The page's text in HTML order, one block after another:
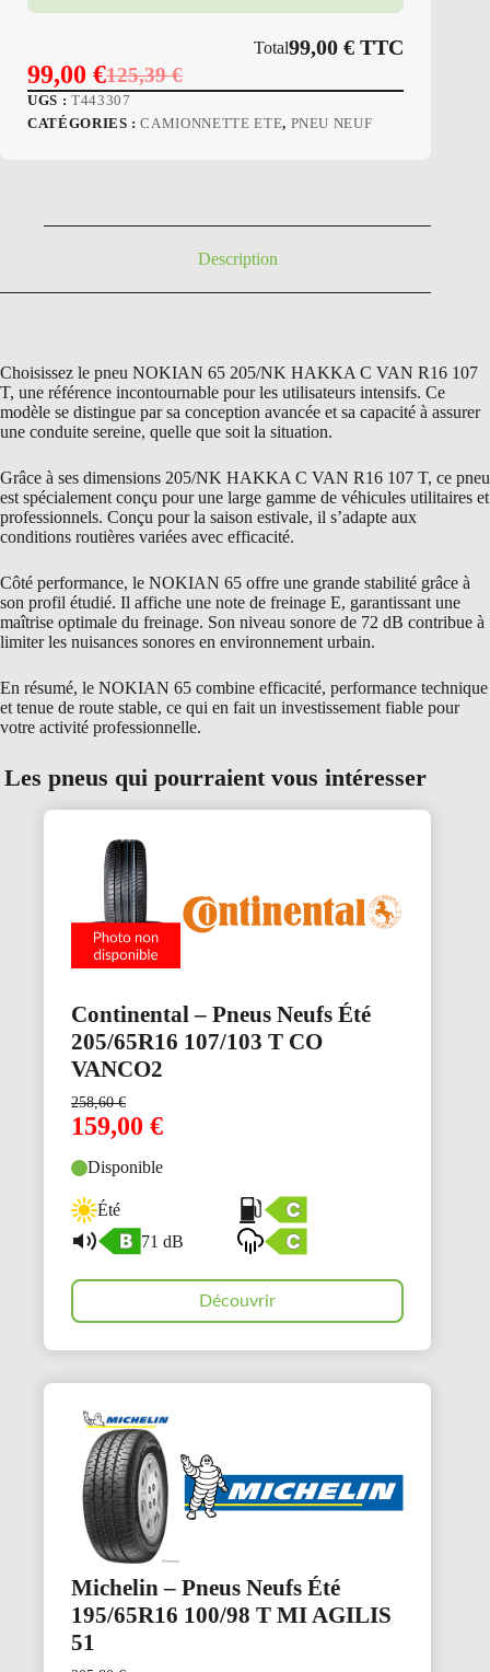
Total99,00€ TTC
125,39€
Le
prix
99,00 €Le
prix
UGS : T443307
CATÉGORIES :CAMIONNETTE ETE, PNEU NEUF
Description
Choisissez le pneu NOKIAN 65 205/NK HAKKA C VAN R16 107
T, une référence incontournable pour les utilisateurs intensifs. Ce
modèle se distingue par sa conception avancée et sa capacité à assurer
une conduite sereine, quelle que soit la situation.
Grâce à ses dimensions 205/NK HAKKA C VAN R16 107 T, ce pneu
est spécialement conçu pour une large gamme de véhicules utilitaires et
professionnels. Conçu pour la saison estivale, il s’adapte aux
conditions routières variées avec efficacité.
Côté performance, le NOKIAN 65 offre une grande stabilité grâce à
son profil étudié. Il affiche une note de freinage E, garantissant une
maîtrise optimale du freinage. Son niveau sonore de 72 dB contribue à
limiter les nuisances sonores en environnement urbain.
En résumé, le NOKIAN 65 combine efficacité, performance technique
et tenue de route stable, ce qui en fait un investissement fiable pour
votre activité professionnelle.
Les pneus qui pourraient vous intéresser
Continental – Pneus Neufs Été
205/65R16 107/103 T CO
VANCO2
258,60€
159,00 €
Disponible
Été
71 dB
Découvrir
Michelin – Pneus Neufs Été
195/65R16 100/98 T MI AGILIS
51